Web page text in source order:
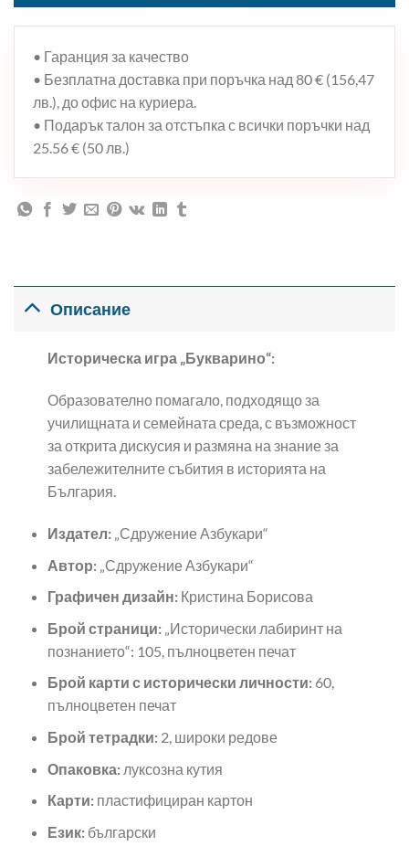
• Гаранция за качество
• Безплатна доставка при поръчка над 80 € (156,47
лв.), до офис на куриера.
• Подарък талон за отстъпка с всички поръчки над
25.56 € (50 лв.)
Описание
Историческа игра „Букварино“:
Образователно помагало, подходящо за
училищната и семейната среда, с възможност
за открита дискусия и размяна на знание за
забележителните събития в историята на
България.
Издател: „Сдружение Азбукари“
Автор:„Сдружение Азбукари“
Графичен дизайн:Кристина Борисова
Брой страници:„Исторически лабиринт на
познанието“: 105, пълноцветен печат
Брой карти с исторически личности:60,
пълноцветен печат
Брой тетрадки:2, широки редове
Опаковка:луксозна кутия
Карти: пластифициран картон
Език:български